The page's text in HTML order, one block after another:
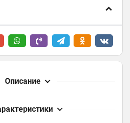
Описание